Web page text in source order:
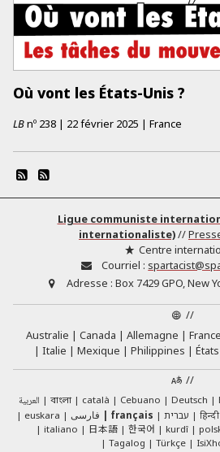
Où vont les États-Unis ?
LBnº 238 | 22 février 2025 | France
Ligue communiste
internationaliste)//
Centre
Courriel :
Adresse : Box 7429 GPO, New
//
Australie
Canada Allemagne France
Italie
Mexique Philippines
//
العربية বাংলা català Cebuano Deutsch
euskara
فارسی français עברית हिन्दी
italiano
日本語 한국어 kurdî
Tagalog
Türkçe